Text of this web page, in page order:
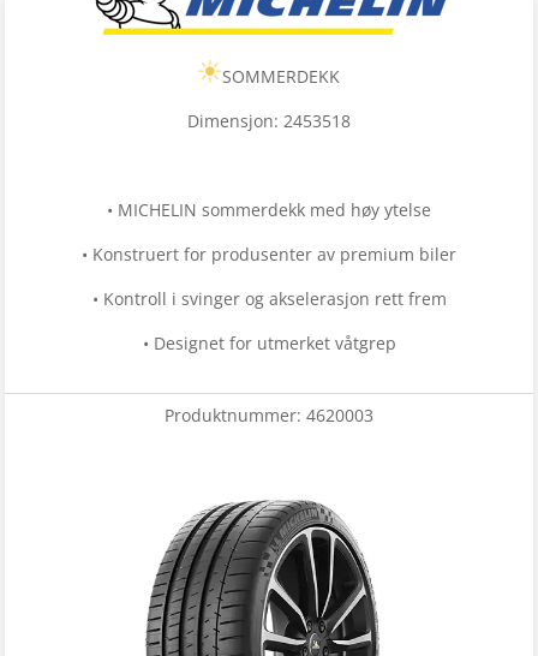
SOMMERDEKK
Dimensjon: 2453518
• MICHELIN sommerdekk med høy ytelse
• Konstruert for produsenter av premium biler
• Kontroll i svinger og akselerasjon rett frem
• Designet for utmerket våtgrep
Produktnummer: 4620003